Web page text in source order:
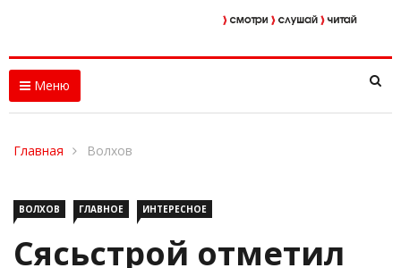
ВОЛХОВ ГЛАВНОЕ ИНТЕРЕСНОЕ